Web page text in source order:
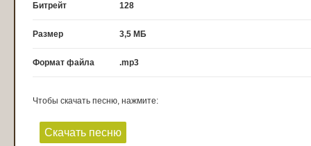
Битрейт 128
Размер 3,5 МБ
Формат файла .mp3
Чтобы скачать песню, нажмите:
Скачать песню